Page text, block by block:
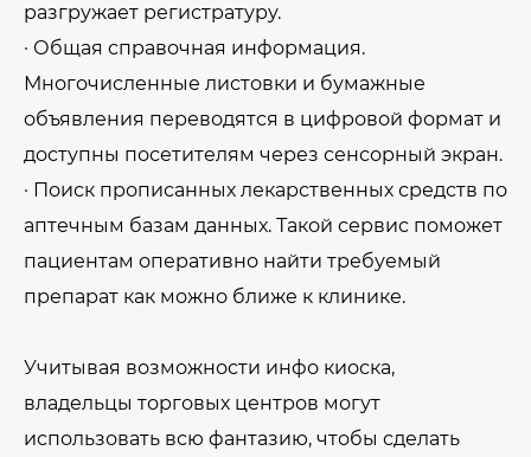
разгружает регистратуру.
· Общая справочная информация.
Многочисленные листовки и бумажные
объявления переводятся в цифровой формат и
доступны посетителям через сенсорный экран.
· Поиск прописанных лекарственных средств по
аптечным базам данных. Такой сервис поможет
пациентам оперативно найти требуемый
препарат как можно ближе к клинике.
Учитывая возможности инфо киоска,
владельцы торговых центров могут
использовать всю фантазию, чтобы сделать